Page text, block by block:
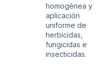
homogénea y
aplicación
uniforme de
herbicidas,
fungicidas e
insecticidas.